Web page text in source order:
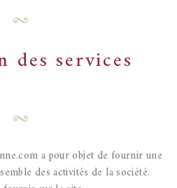
des services
a pour objet de fournir une
des activités de la société.